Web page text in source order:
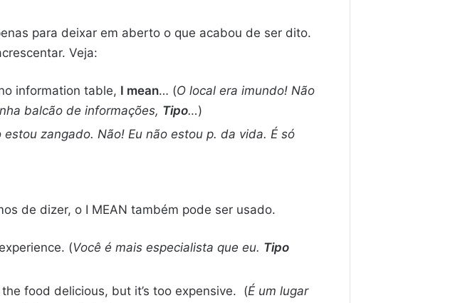
para deixar em aberto o que acabou de ser dito.
Veja:
information table, I mean… (O local era imundo! Não
balcão de informações, Tipo…)
estou zangado. Não! Eu não estou p. da vida. É só
de dizer, o I MEAN também pode ser usado.
(Você é mais especialista que eu. Tipo
food delicious, but it’s too expensive. (É um lugar